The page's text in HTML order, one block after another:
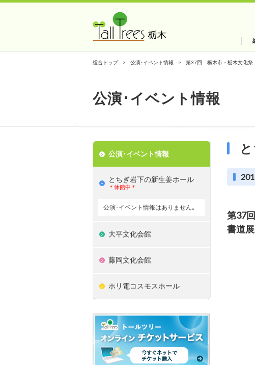
総合トップ 公演･イベント情報 第37回 栃木市・栃木文化
公演･イベント情報
第37
書道展
公演･イベント情報
とちぎ岩下の新⽣姜ホール
＊休館中＊
公演･イベント情報はありません｡
大平文化会館
藤岡文化会館
ホリ電コスモスホール